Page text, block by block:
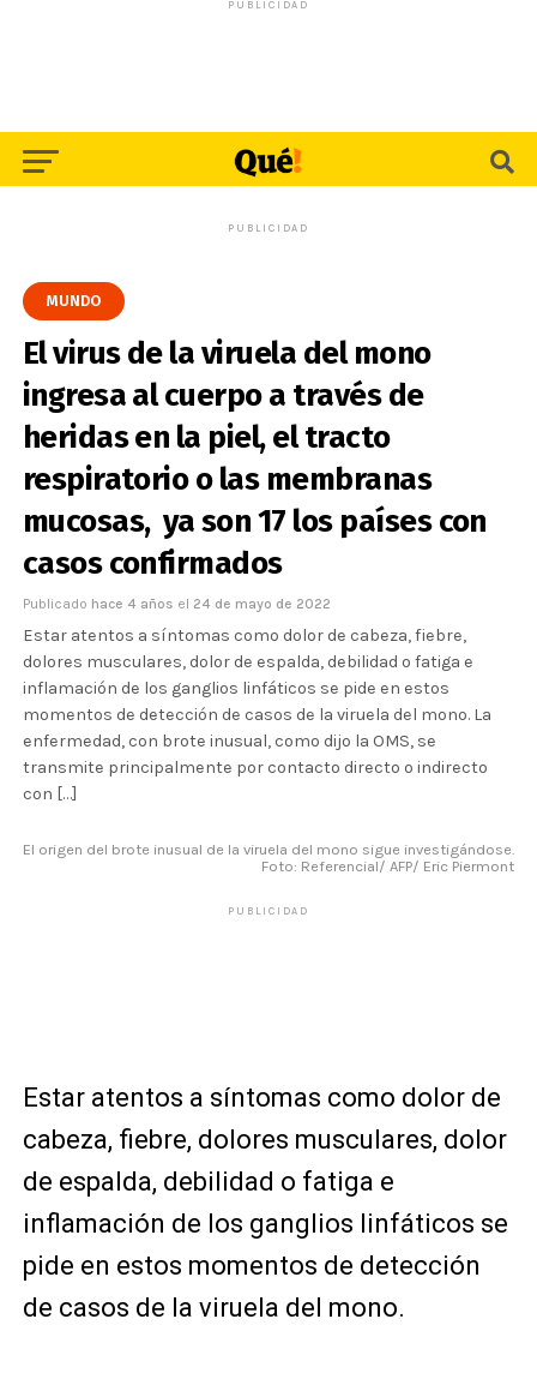
PUBLICIDAD
PUBLICIDAD
MUNDO
El virus de la viruela del mono
ingresa al cuerpo a través de
heridas en la piel, el tracto
respiratorio o las membranas
mucosas, ya son 17 los países con
casos confirmados
Publicado hace 4 años el 24 de mayo de 2022
Estar atentos a síntomas como dolor de cabeza, fiebre,
dolores musculares, dolor de espalda, debilidad o fatiga e
inflamación de los ganglios linfáticos se pide en estos
momentos de detección de casos de la viruela del mono. La
enfermedad, con brote inusual, como dijo la OMS, se
transmite principalmente por contacto directo o indirecto
con […]
El origen del brote inusual de la viruela del mono sigue investigándose.
Foto: Referencial/ AFP/ Eric Piermont
PUBLICIDAD
Estar atentos a síntomas como dolor de
cabeza, fiebre, dolores musculares, dolor
de espalda, debilidad o fatiga e
inflamación de los ganglios linfáticos se
pide en estos momentos de detección
de casos de la viruela del mono.